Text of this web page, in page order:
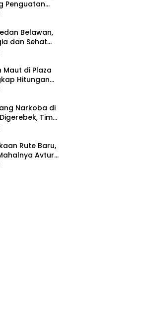
Penguatan
Medan
Belawan,
dan Sehat
Sudut
Maut di Plaza
Hitungan
Motif
Narkoba di
Tim
Lokasi
Rute Baru,
Avtur